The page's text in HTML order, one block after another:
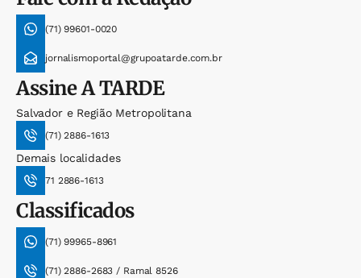
(71) 99601-0020
jornalismoportal@grupoatarde.com.br
AssineA TARDE
Salvador e Região Metropolitana
(71) 2886-1613
Demais localidades
71 2886-1613
Classificados
(71) 99965-8961
(71) 2886-2683 / Ramal 8526